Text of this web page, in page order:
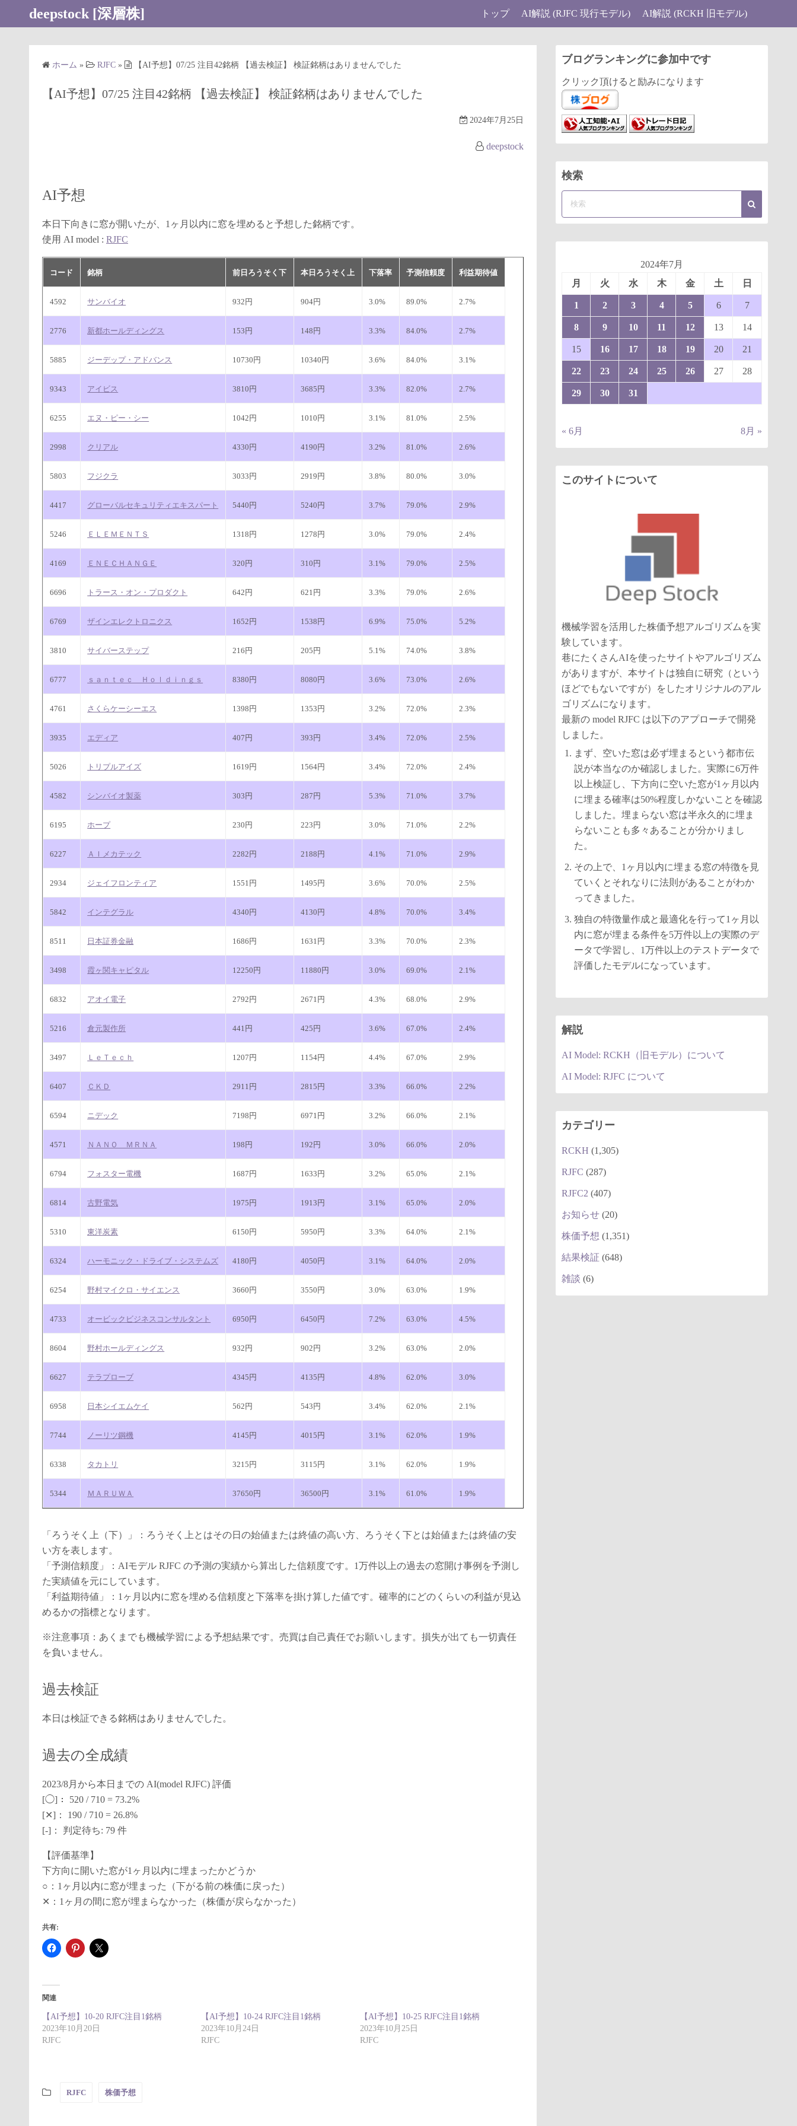
deepstock [深層株] トップ AI解説 (RJFC 現行モデル) AI解説 (RCKH 旧モデル)
ホーム » RJFC » 【AI予想】07/25 注目42銘柄 【過去検証】 検証銘柄はありませんでした
【AI予想】07/25 注目42銘柄 【過去検証】 検証銘柄はありませんでした
2024年7月25日
deepstock
AI予想
本日下向きに窓が開いたが、1ヶ月以内に窓を埋めると予想した銘柄です。
使用 AI model : RJFC
コード 銘柄 前日ろうそく下 本日ろうそく上 下落率 予測信頼度 利益期待値
4592 サンバイオ 932円 904円 3.0% 89.0% 2.7%
2776 新都ホールディングス 153円 148円 3.3% 84.0% 2.7%
5885 ジーデップ・アドバンス 10730円 10340円 3.6% 84.0% 3.1%
9343 アイビス 3810円 3685円 3.3% 82.0% 2.7%
6255 エヌ・ピー・シー 1042円 1010円 3.1% 81.0% 2.5%
2998 クリアル 4330円 4190円 3.2% 81.0% 2.6%
5803 フジクラ 3033円 2919円 3.8% 80.0% 3.0%
4417 グローバルセキュリティエキスパート 5440円 5240円 3.7% 79.0% 2.9%
5246 ＥＬＥＭＥＮＴＳ 1318円 1278円 3.0% 79.0% 2.4%
4169 ＥＮＥＣＨＡＮＧＥ 320円 310円 3.1% 79.0% 2.5%
6696 トラース・オン・プロダクト 642円 621円 3.3% 79.0% 2.6%
6769 ザインエレクトロニクス 1652円 1538円 6.9% 75.0% 5.2%
3810 サイバーステップ 216円 205円 5.1% 74.0% 3.8%
6777 ｓａｎｔｅｃ Ｈｏｌｄｉｎｇｓ 8380円 8080円 3.6% 73.0% 2.6%
4761 さくらケーシーエス 1398円 1353円 3.2% 72.0% 2.3%
3935 エディア 407円 393円 3.4% 72.0% 2.5%
5026 トリプルアイズ 1619円 1564円 3.4% 72.0% 2.4%
4582 シンバイオ製薬 303円 287円 5.3% 71.0% 3.7%
6195 ホープ 230円 223円 3.0% 71.0% 2.2%
6227 ＡＩメカテック 2282円 2188円 4.1% 71.0% 2.9%
2934 ジェイフロンティア 1551円 1495円 3.6% 70.0% 2.5%
5842 インテグラル 4340円 4130円 4.8% 70.0% 3.4%
8511 日本証券金融 1686円 1631円 3.3% 70.0% 2.3%
3498 霞ヶ関キャピタル 12250円 11880円 3.0% 69.0% 2.1%
6832 アオイ電子 2792円 2671円 4.3% 68.0% 2.9%
5216 倉元製作所 441円 425円 3.6% 67.0% 2.4%
3497 ＬｅＴｅｃｈ 1207円 1154円 4.4% 67.0% 2.9%
6407 ＣＫＤ 2911円 2815円 3.3% 66.0% 2.2%
6594 ニデック 7198円 6971円 3.2% 66.0% 2.1%
4571 ＮＡＮＯ ＭＲＮＡ 198円 192円 3.0% 66.0% 2.0%
6794 フォスター電機 1687円 1633円 3.2% 65.0% 2.1%
6814 古野電気 1975円 1913円 3.1% 65.0% 2.0%
5310 東洋炭素 6150円 5950円 3.3% 64.0% 2.1%
6324 ハーモニック・ドライブ・システムズ 4180円 4050円 3.1% 64.0% 2.0%
6254 野村マイクロ・サイエンス 3660円 3550円 3.0% 63.0% 1.9%
4733 オービックビジネスコンサルタント 6950円 6450円 7.2% 63.0% 4.5%
8604 野村ホールディングス 932円 902円 3.2% 63.0% 2.0%
6627 テラプローブ 4345円 4135円 4.8% 62.0% 3.0%
6958 日本シイエムケイ 562円 543円 3.4% 62.0% 2.1%
7744 ノーリツ鋼機 4145円 4015円 3.1% 62.0% 1.9%
6338 タカトリ 3215円 3115円 3.1% 62.0% 1.9%
5344 ＭＡＲＵＷＡ 37650円 36500円 3.1% 61.0% 1.9%
「ろうそく上（下）」：ろうそく上とはその日の始値または終値の高い方、ろうそく下とは始値または終値の安
い方を表します。
「予測信頼度」：AIモデル RJFC の予測の実績から算出した信頼度です。1万件以上の過去の窓開け事例を予測し
た実績値を元にしています。
「利益期待値」：1ヶ月以内に窓を埋める信頼度と下落率を掛け算した値です。確率的にどのくらいの利益が見込
めるかの指標となります。
※注意事項：あくまでも機械学習による予想結果です。売買は自己責任でお願いします。損失が出ても一切責任
を負いません。
過去検証
本日は検証できる銘柄はありませんでした。
過去の全成績
2023/8月から本日までの AI(model RJFC) 評価
[◯]： 520 / 710 = 73.2%
[✕]： 190 / 710 = 26.8%
[-]： 判定待ち: 79 件
【評価基準】
下方向に開いた窓が1ヶ月以内に埋まったかどうか
○：1ヶ月以内に窓が埋まった（下がる前の株価に戻った）
✕：1ヶ月の間に窓が埋まらなかった（株価が戻らなかった）
共有:
関連
【AI予想】10-20 RJFC注目1銘柄
2023年10月20日
RJFC
【AI予想】10-24 RJFC注目1銘柄
2023年10月24日
RJFC
【AI予想】10-25 RJFC注目1銘柄
2023年10月25日
RJFC
RJFC 株価予想
ブログランキングに参加中です
クリック頂けると励みになります
検索
2024年7月
月
火 水 木 金 土 日
1 2 3 4 5 6 7
8 9 10 11 12 13 14
15 16 17 18 19 20 21
22 23 24 25 26 27 28
29 30 31
« 6月 8月 »
このサイトについて
機械学習を活用した株価予想アルゴリズムを実
験しています。
巷にたくさんAIを使ったサイトやアルゴリズム
がありますが、本サイトは独自に研究（という
ほどでもないですが）をしたオリジナルのアル
ゴリズムになります。
最新の model RJFC は以下のアプローチで開発
しました。
まず、空いた窓は必ず埋まるという都市伝
説が本当なのか確認しました。実際に6万件
以上検証し、下方向に空いた窓が1ヶ月以内
に埋まる確率は50%程度しかないことを確認
しました。埋まらない窓は半永久的に埋ま
らないことも多々あることが分かりまし
た。
その上で、1ヶ月以内に埋まる窓の特徴を見
ていくとそれなりに法則があることがわか
ってきました。
独自の特徴量作成と最適化を行って1ヶ月以
内に窓が埋まる条件を5万件以上の実際のデ
ータで学習し、1万件以上のテストデータで
評価したモデルになっています。
解説
AI Model: RCKH（旧モデル）について
AI Model: RJFC について
カテゴリー
RCKH (1,305)
RJFC (287)
RJFC2 (407)
お知らせ (20)
株価予想 (1,351)
結果検証 (648)
雑談 (6)